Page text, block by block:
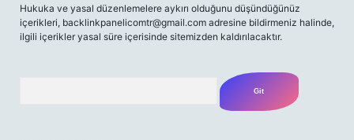
Hukuka ve yasal düzenlemelere aykırı olduğunu düşündüğünüz
içerikleri, backlinkpanelicomtr@gmail.com adresine bildirmeniz halinde,
ilgili içerikler yasal süre içerisinde sitemizden kaldırılacaktır.